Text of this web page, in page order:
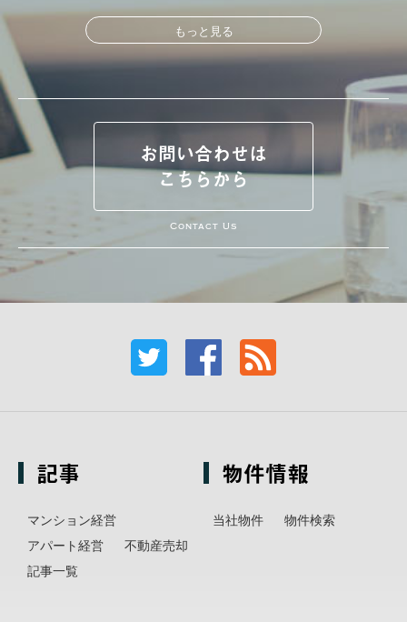
もっと見る
お問い合わせは
こちらから
Contact Us
記事
マンション経営
アパート経営
不動産売却
記事一覧
物件情報
当社物件 物件検索